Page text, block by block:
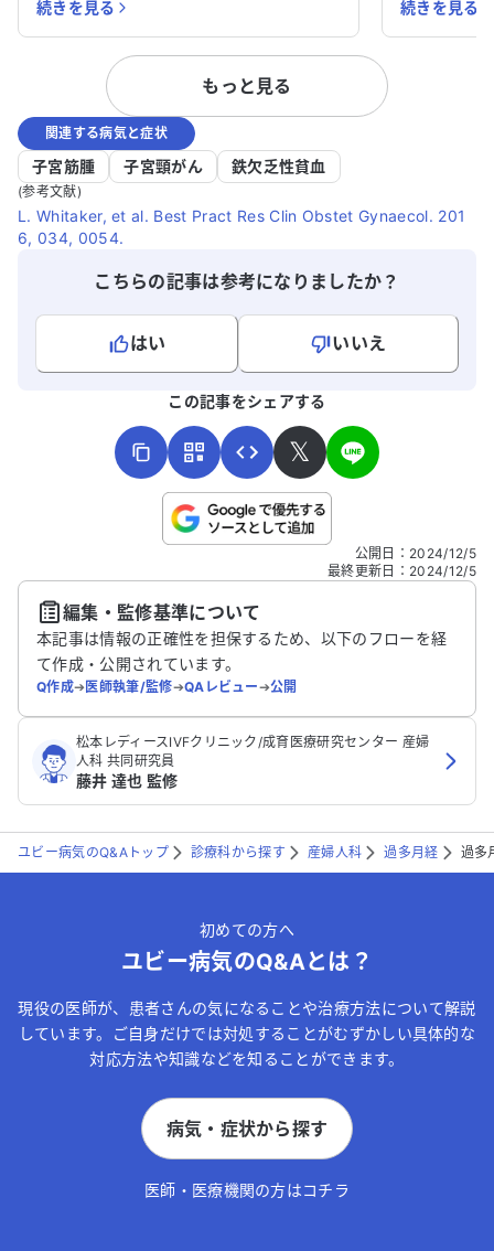
ており、生活習慣病の管理も行っていま
す。アレルギーはありません。 現在、
GnRHアゴニスト療法を受けており、注射
を2回終えたところです。手術日も決まっ
ていますが、6ヶ月間の注射治療を続けて
から手術を受けるべきかどうか悩んでいま
す。この治療方針について、どのように進
めるべきかアドバイスをいただけると助か
ります。どうかご意見をお聞かせくださ
い。
続きを見る
はないと言われまし
どを効能効
続きを見る
もっと見る
関連する病気と症状
子宮筋腫 子宮頸がん 鉄欠乏性貧血
(参考文献)
L. Whitaker, et al. Best Pract Res Clin Obstet Gynaecol. 201
6, 034, 0054.
こちらの記事は参考になりましたか？
はい
いいえ
こちらは送信専用のフォームです。氏名やご自身の病気の詳細な
送信する
この記事をシェアする
𝕏
公開日 ： 2024/12/5
最終更新日 ： 2024/12/5
編集・監修基準について
本記事は情報の正確性を担保するため、以下のフローを経
て作成・公開されています。
Q作成➔医師執筆/監修➔QAレビュー➔公開
松本レディースIVFクリニック/成育医療研究センター 産婦
人科 共同研究員
藤井 達也 監修
ユビー病気のQ&Aトップ 診療科から探す 産婦人科 過多月経 過多
初めての方へ
ユビー病気のQ&Aとは？
現役の医師が、患者さんの気になることや治療方法について解説
しています。ご自身だけでは対処することがむずかしい具体的な
対応方法や知識などを知ることができます。
病気・症状から探す
医師・医療機関の方はコチラ